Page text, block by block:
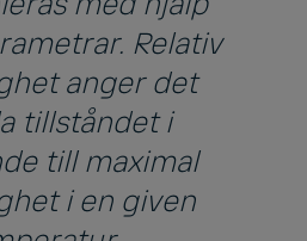
Relativ
anger det
tillståndet i
till maximal
i en given